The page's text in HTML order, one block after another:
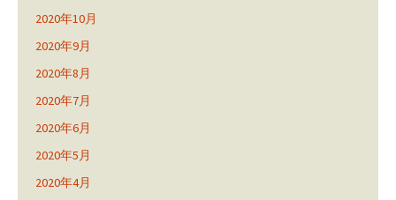
2020年10月
2020年9月
2020年8月
2020年7月
2020年6月
2020年5月
2020年4月